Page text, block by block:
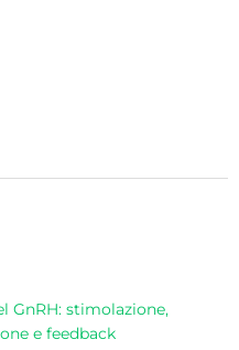
GnRH: stimolazione,
e feedback